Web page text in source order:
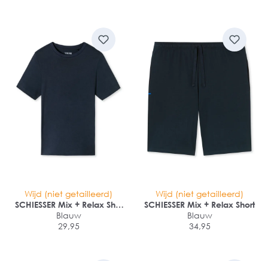
Wijd (niet getailleerd)
SCHIESSER Mix + Relax Shirt
1/2 arm
Blauw
29,95
Wijd (niet getailleerd)
SCHIESSER Mix + Relax Short
Blauw
34,95